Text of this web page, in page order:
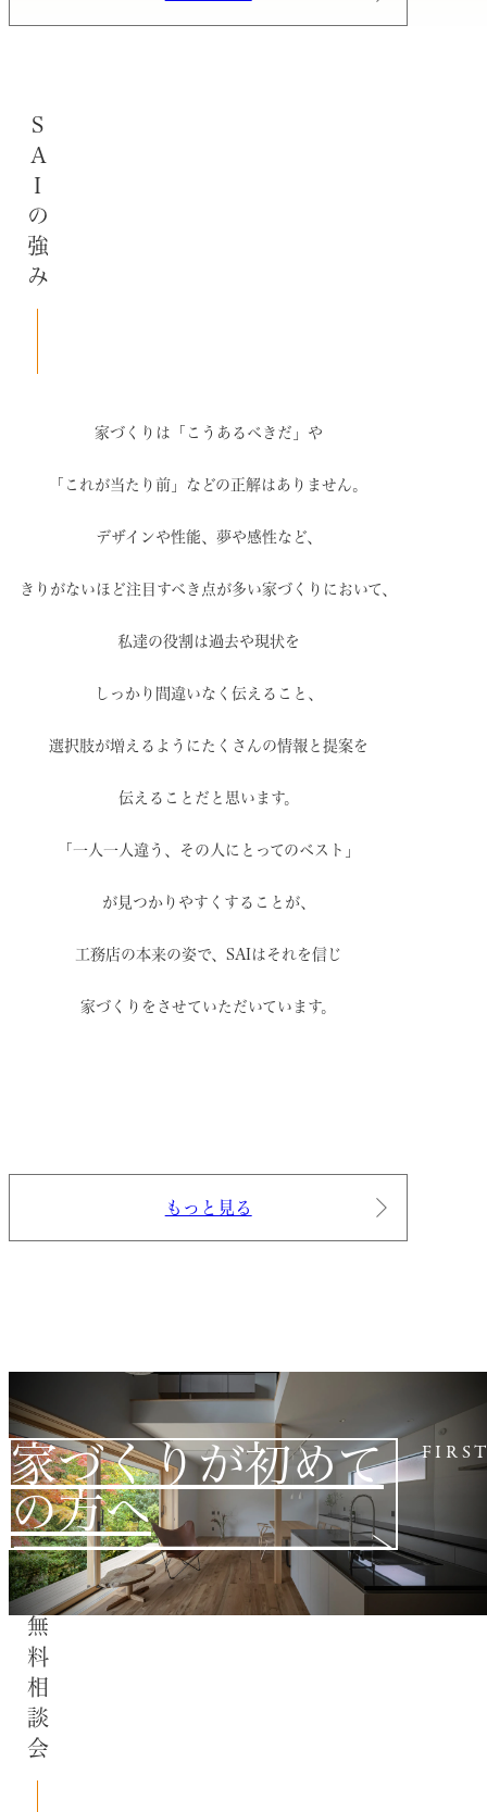
SAIの強み
家づくりは「こうあるべきだ」や
「これが当たり前」などの正解はありません。
デザインや性能、夢や感性など、
きりがないほど注目すべき点が多い家づくりにおいて、
私達の役割は過去や現状を
しっかり間違いなく伝えること、
選択肢が増えるように たくさんの情報と提案を
伝えることだと思います。
「一人一人違う、その人にとってのベスト」
が見つかりやすくすることが、
工務店の本来の姿で、 SAIはそれを信じ
家づくりをさせていただいています。
もっと見る
家づくりが初めて
の方へ
無料相談会